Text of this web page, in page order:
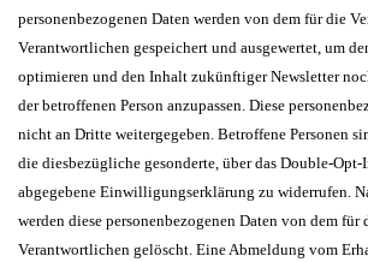
personenbezogenen Daten werden von dem für die
Verantwortlichen gespeichert und ausgewertet, um
optimieren und den Inhalt zukünftiger Newsletter
der betroffenen Person anzupassen. Diese
nicht an Dritte weitergegeben. Betroffene Personen
die diesbezügliche gesonderte, über das Double-Opt-
abgegebene Einwilligungserklärung zu widerrufen.
werden diese personenbezogenen Daten von dem für
Verantwortlichen gelöscht. Eine Abmeldung vom